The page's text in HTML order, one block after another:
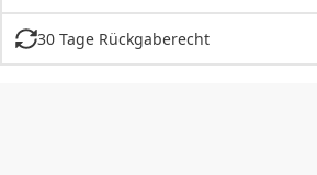
30 Tage Rückgaberecht